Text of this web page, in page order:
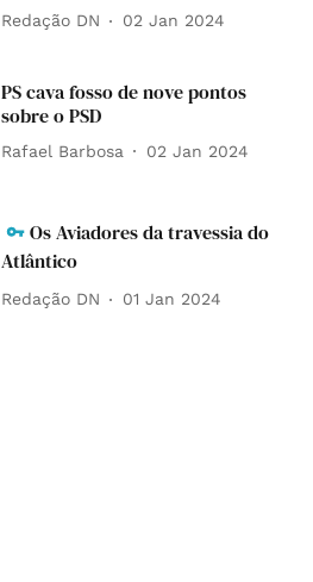
Redação DN 02 Jan 2024
PS cava fosso de nove pontos
sobre o PSD
Rafael Barbosa 02 Jan 2024
Os Aviadores da travessia do
Atlântico
Redação DN 01 Jan 2024